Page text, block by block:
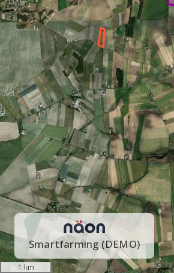
1 km
Smartfarming (DEMO)